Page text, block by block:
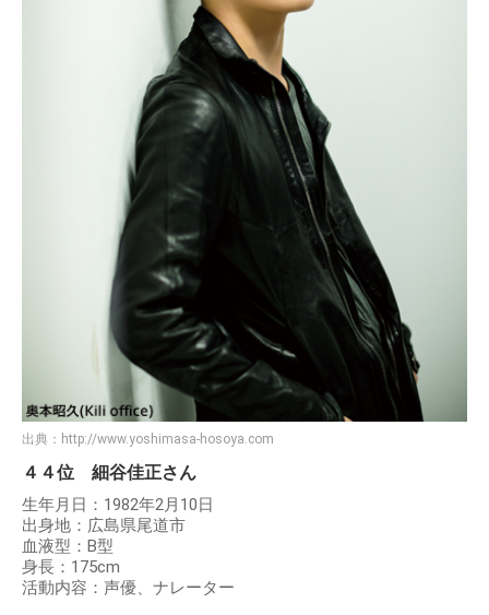
出典： http://www.yoshimasa-hosoya.com
４４位 細谷佳正さん
生年月日：1982年2月10日
出身地：広島県尾道市
血液型：B型
身長：175cm
活動内容：声優、ナレーター